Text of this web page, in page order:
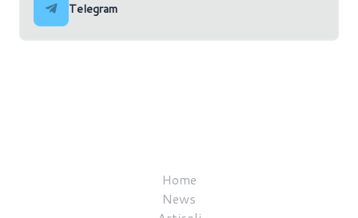
Telegram
Home
News